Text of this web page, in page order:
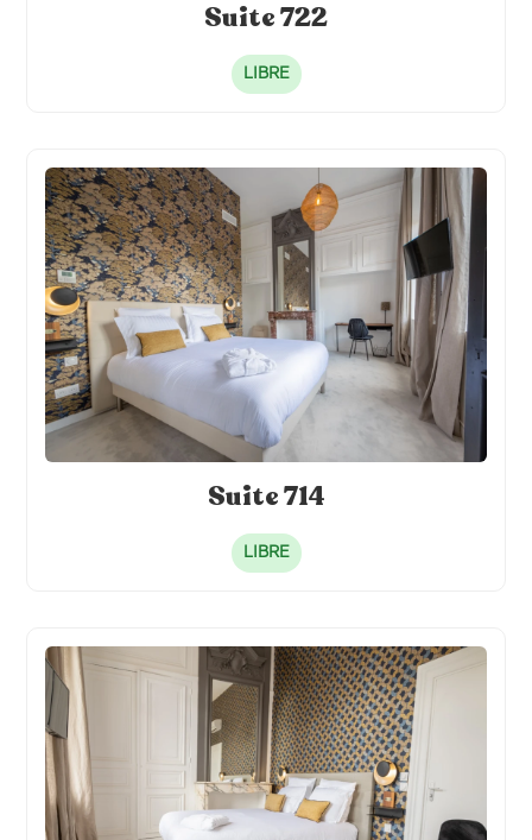
Suite 722
LIBRE
Suite 714
LIBRE